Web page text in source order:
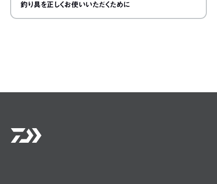
釣り具を正しくお使いいただくために